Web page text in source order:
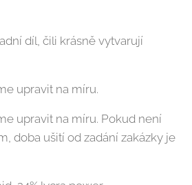
díl, čili krásně vytvarují
upravit na míru.
upravit na míru. Pokud není
doba ušití od zadání zakázky je